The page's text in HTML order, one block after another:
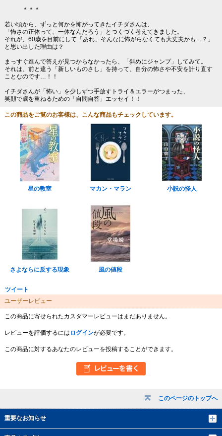
このページのトップへ
重要なお知らせ
＊＊＊
若い頃から、ずっと何かを怖がってきたイチダさんは、
「怖さの正体って、一体なんだろう」とつくづく考えてきました。
それが、60歳を目前にして「あれ、そんなに怖がらなくても大丈夫かも…？」
と思い出した理由は？
まっすぐ進んで答えが見つからなかったら、「斜めにジャンプ」してみて。
それは、前と違う「新しいものさし」を持って、自分の怖さや不安を計り直す
ことなのです…！！
イチダさんが「怖い」を少しずつ手放すトライ＆エラーがつまった、
笑顔で歳を重ねるための「自問自答」エッセイ！！
この商品をご覧のお客様は、こんな商品もチェックしています。
星の教室 マカン・マラン 小説の怪人
さよならに反する現象 風の値段
ツイート
ユーザーレビュー
この商品に寄せられたカスタマーレビューはまだありません。
レビューを評価するには ログインが必要です。
この商品に対するあなたのレビューを投稿することができます。